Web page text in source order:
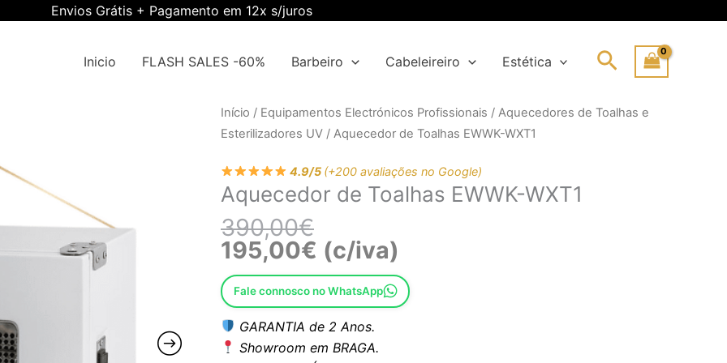
Envios Grátis + Pagamento em 12x s/juros
Inicio FLASH SALES -60% Barbeiro Cabeleireiro Estética Search
Início / Equipamentos Electrónicos Profissionais / Aquecedores de Toalhas e
Esterilizadores UV / Aquecedor de Toalhas EWWK-WXT1
4.9/5 (+200 avaliações no Google)
Aquecedor de Toalhas EWWK-WXT1
390,00€
O
preço
era:
390,00€.
O
preço
é:
195,00€.
195,00€ (c/iva)
Fale connosco no WhatsApp
GARANTIA de 2 Anos.
Showroom em BRAGA.
Quantidade
de
de
Toalhas
EWWK-
WXT1